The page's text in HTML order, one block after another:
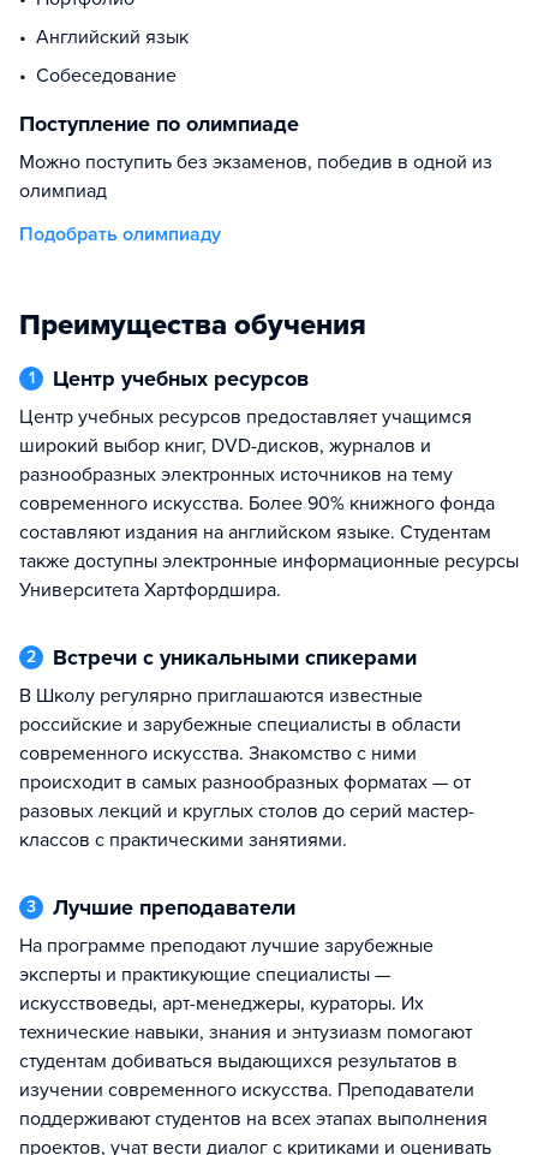
английский язык
собеседование
Поступление по олимпиаде
Можно поступить без экзаменов, победив в одной из
олимпиад
Подобрать олимпиаду
Преимущества обучения
1 Центр учебных ресурсов
Центр учебных ресурсов предоставляет учащимся
широкий выбор книг, DVD-дисков, журналов и
разнообразных электронных источников на тему
современного искусства. Более 90% книжного фонда
составляют издания на английском языке. Студентам
также доступны электронные информационные ресурсы
Университета Хартфордшира.
2 Встречи с уникальными спикерами
В Школу регулярно приглашаются известные
российские и зарубежные специалисты в области
современного искусства. Знакомство с ними
происходит в самых разнообразных форматах — от
разовых лекций и круглых столов до серий мастер-
классов с практическими занятиями.
3 Лучшие преподаватели
На программе преподают лучшие зарубежные
эксперты и практикующие специалисты —
искусствоведы, арт-менеджеры, кураторы. Их
технические навыки, знания и энтузиазм помогают
студентам добиваться выдающихся результатов в
изучении современного искусства. Преподаватели
поддерживают студентов на всех этапах выполнения
проектов, учат вести диалог с критиками и оценивать